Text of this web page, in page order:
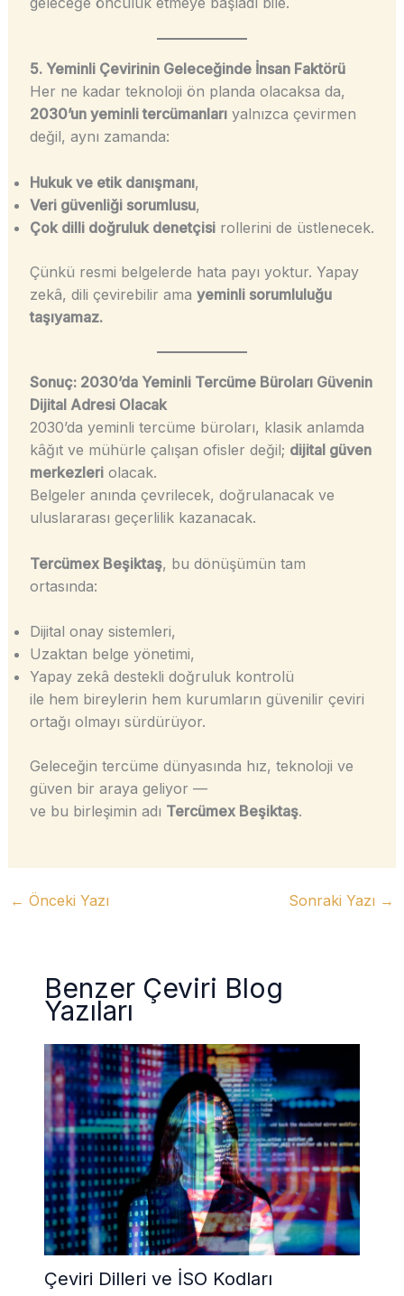
5. Yeminli Çevirinin Geleceğinde İnsan Faktörü
Her ne kadar teknoloji ön planda olacaksa da,
2030’un yeminli tercümanlarıyalnızca çevirmen
değil, aynı zamanda:
Hukuk ve etik danışmanı,
Veri güvenliği sorumlusu,
Çok dilli doğruluk denetçisirollerini de üstlenecek.
Çünkü resmi belgelerde hata payı yoktur. Yapay
zekâ, dili çevirebilir ama yeminli sorumluluğu
taşıyamaz.
Sonuç: 2030’da Yeminli Tercüme Büroları Güvenin
Dijital Adresi Olacak
2030’da yeminli tercüme büroları, klasik anlamda
kâğıt ve mühürle çalışan ofisler değil; dijital güven
merkezleriolacak.
Belgeler anında çevrilecek, doğrulanacak ve
uluslararası geçerlilik kazanacak.
Tercümex Beşiktaş, bu dönüşümün tam
ortasında:
Dijital onay sistemleri,
Uzaktan belge yönetimi,
Yapay zekâ destekli doğruluk kontrolü
ile hem bireylerin hem kurumların güvenilir çeviri
ortağı olmayı sürdürüyor.
Geleceğin tercüme dünyasında hız, teknoloji ve
güven bir araya geliyor —
ve bu birleşimin adı Tercümex Beşiktaş.
← Önceki Yazı Sonraki Yazı →
Benzer Çeviri Blog
Yazıları
Çeviri Dilleri ve İSO Kodları